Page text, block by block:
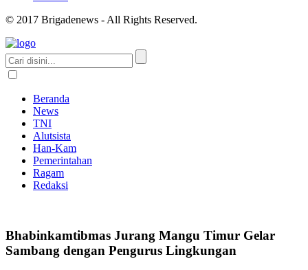
© 2017 Brigadenews - All Rights Reserved.
Beranda
News
TNI
Alutsista
Han-Kam
Pemerintahan
Ragam
Redaksi
Bhabinkamtibmas Jurang Mangu Timur Gelar
Sambang dengan Pengurus Lingkungan